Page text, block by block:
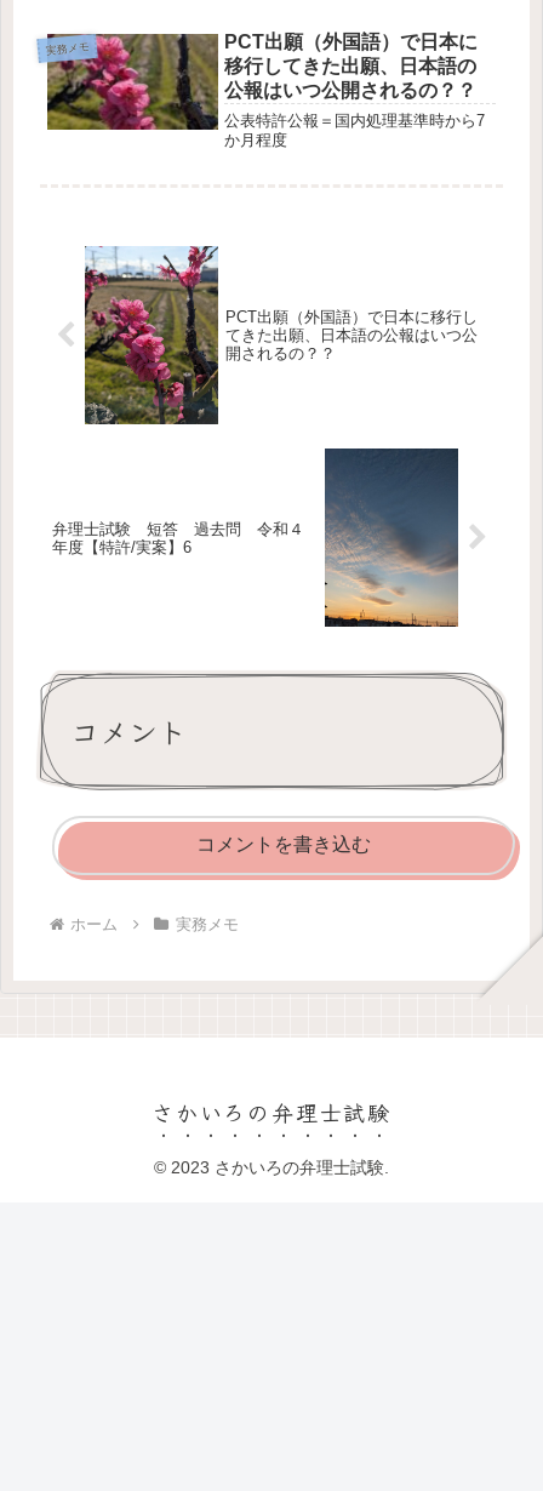
実務メモ
PCT出願（外国語）で日本に
移行してきた出願、日本語の
公報はいつ公開されるの？？
公表特許公報＝国内処理基準時から7
か月程度
PCT出願（外国語）で日本に移行し
てきた出願、日本語の公報はいつ公
開されるの？？
弁理士試験 短答 過去問 令和４
年度【特許/実案】6
コメント
コメントを書き込む
ホーム 実務メモ
さかいろの弁理士試験
© 2023 さかいろの弁理士試験.